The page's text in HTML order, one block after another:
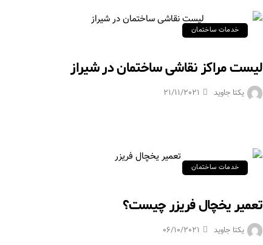
خدمات ساختمان
لیست مراکز نقاشی ساختمان در شیراز
یکتا جاوید 21/11/2021
خدمات ساختمان
تعمیر یخچال فریزر چیست؟
یکتا جاوید 06/10/2021